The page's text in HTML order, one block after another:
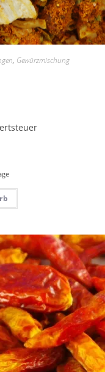
, Gewürzmischung